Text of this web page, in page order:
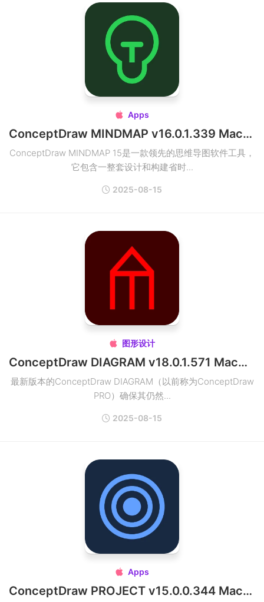
 Apps
ConceptDraw MINDMAP v16.0.1.339 Mac思维导图破解版
ConceptDraw MINDMAP 15是一款领先的思维导图软件工具，
它包含一整套设计和构建省时...
2025-08-15
 图形设计
ConceptDraw DIAGRAM v18.0.1.571 Mac矢量图设计工具破解版
最新版本的ConceptDraw DIAGRAM（以前称为ConceptDraw
PRO）确保其仍然...
2025-08-15
 Apps
ConceptDraw PROJECT v15.0.0.344 Mac全功能项目管理软件